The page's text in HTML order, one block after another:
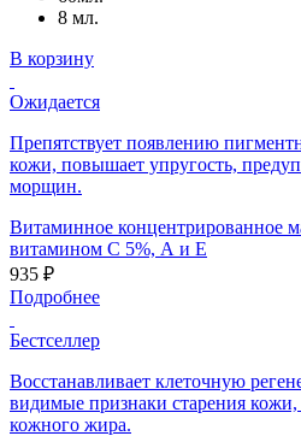
8 мл.
В корзину
Ожидается
Препятствует появлению
кожи, повышает упругость,
морщин.
Витаминное концентрированное
витамином С 5%, А и Е
935 ₽
Подробнее
Бестселлер
Восстанавливает клеточную
видимые признаки старения
кожного жира.